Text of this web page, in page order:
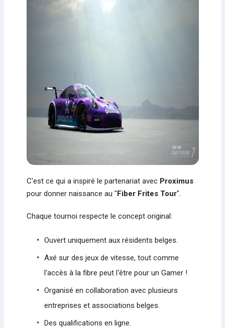
C'est ce qui a inspiré le partenariat avec Proximus
pour donner naissance au "Fiber Frites Tour".
Chaque tournoi respecte le concept original:
Ouvert uniquement aux résidents belges.
Axé sur des jeux de vitesse, tout comme
l'accès à la fibre peut l'être pour un Gamer !
Organisé en collaboration avec plusieurs
entreprises et associations belges.
Des qualifications en ligne.